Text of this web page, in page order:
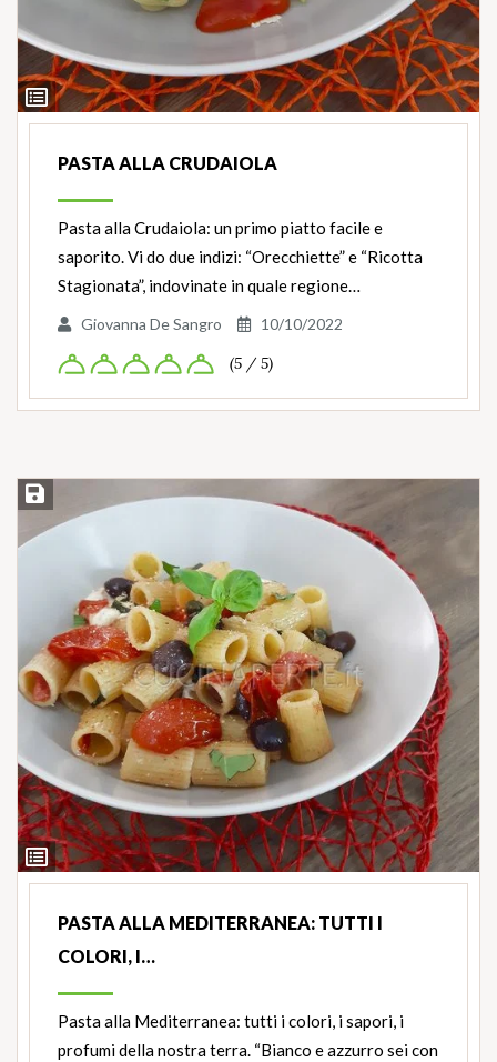
Ingredienti
PASTA ALLA CRUDAIOLA
Pasta alla Crudaiola: un primo piatto facile e
saporito. Vi do due indizi: “Orecchiette” e “Ricotta
Stagionata”, indovinate in quale regione…
Giovanna De Sangro 10/10/2022
(5 / 5)
Ingredienti
Salva ricetta
PASTA ALLA MEDITERRANEA: TUTTI I
COLORI, I…
Pasta alla Mediterranea: tutti i colori, i sapori, i
profumi della nostra terra. “Bianco e azzurro sei con